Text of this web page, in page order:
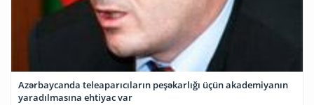
Azərbaycanda teleaparıcıların peşəkarlığı üçün akademiyanın
yaradılmasına ehtiyac var